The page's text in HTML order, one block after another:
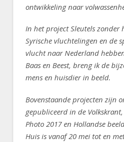
ontwikkeling naar
In het project Sleutels zonder
Syrische vluchtelingen en de
vlucht naar Nederland
Baas en Beest, breng ik de
mens en huisdier in beeld.
Bovenstaande projecten zijn
gepubliceerd in de
Photo 2017 en Hollandse
Huis is vanaf 20 mei tot en